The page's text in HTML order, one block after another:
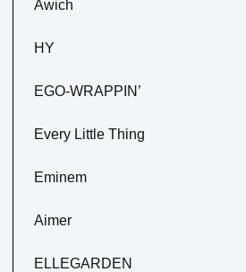
Awich
HY
EGO-WRAPPIN’
Every Little Thing
Eminem
Aimer
ELLEGARDEN